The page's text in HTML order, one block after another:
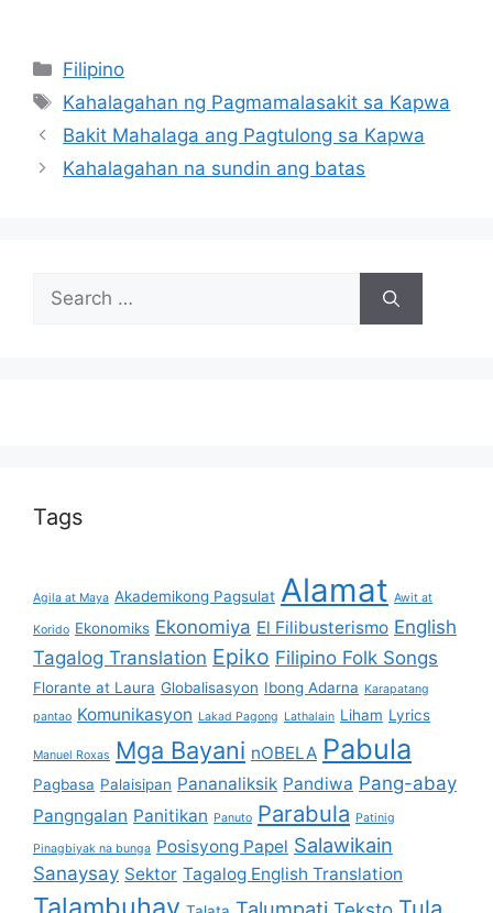
Categories
Filipino
Tags
Kahalagahan ng Pagmamalasakit sa Kapwa
Bakit Mahalaga ang Pagtulong sa Kapwa
Kahalagahan na sundin ang batas
Search
for:
Tags
Agila at Maya Akademikong Pagsulat Alamat Awit at
Korido Ekonomiks Ekonomiya El Filibusterismo English
Tagalog Translation Epiko Filipino Folk Songs
Florante at Laura Globalisasyon Ibong Adarna Karapatang
pantao Komunikasyon Lakad Pagong Lathalain Liham Lyrics
Manuel Roxas Mga Bayani nOBELA Pabula
Pagbasa Palaisipan Pananaliksik Pandiwa Pang-abay
Pangngalan Panitikan Panuto Parabula Patinig
Pinagbiyak na bunga Posisyong Papel Salawikain
Sanaysay Sektor Tagalog English Translation